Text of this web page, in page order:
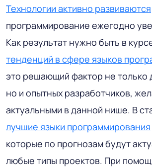
Технологии активно развиваются
программирование ежегодно
Как результат нужно быть в
тенденций в сфере языков
это решающий фактор не только
но и опытных разработчиков,
актуальными в данной нише. В
лучшие языки программирования
которые по прогнозам будут
любые типы проектов. При